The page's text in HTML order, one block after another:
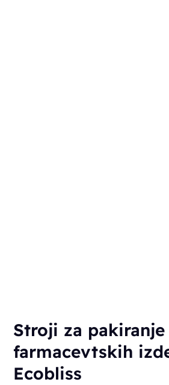
Stroji za pakiranje
farmacevtskih
Ecobliss